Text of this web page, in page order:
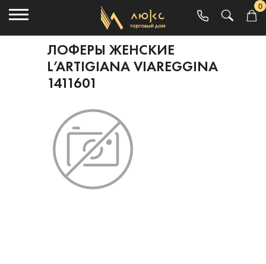
0
ЛОФЕРЫ ЖЕНСКИЕ
L’ARTIGIANA VIAREGGINA
1411601